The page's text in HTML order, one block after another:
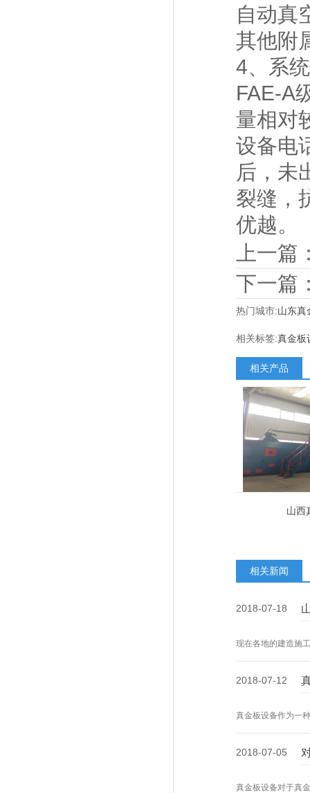
自动真
其他附
4、系
FAE-A
量相对
设备电
后，未
裂缝，
优越。
上一篇
下一篇
热门城市:山东真
相关标签:真金板
相关产品
山西
相关新闻
2018-07-18
现在各地的建造施
2018-07-12
真金板设备作为一
2018-07-05
真金板设备对于真